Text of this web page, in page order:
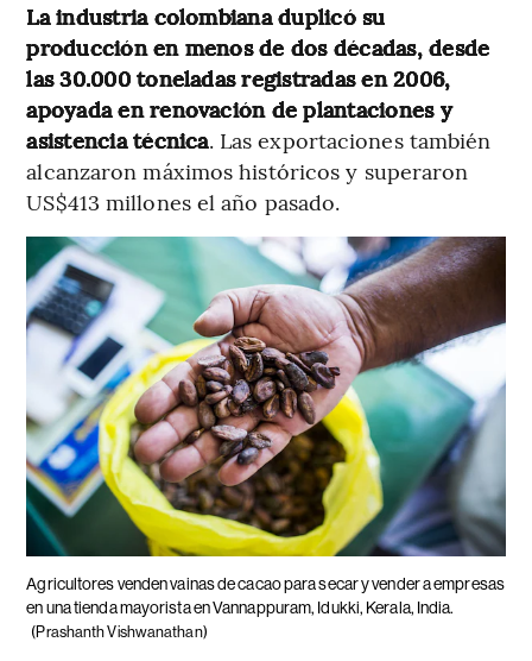
La industria colombiana duplicó su
producción en menos de dos décadas, desde
las 30.000 toneladas registradas en 2006,
apoyada en renovación de plantaciones y
asistencia técnica. Las exportaciones también
alcanzaron máximos históricos y superaron
US$413 millones el año pasado.
Agricultores venden vainas de cacao para secar y vender a empresas
en una tienda mayorista en Vannappuram, Idukki, Kerala, India.
(Prashanth Vishwanathan)